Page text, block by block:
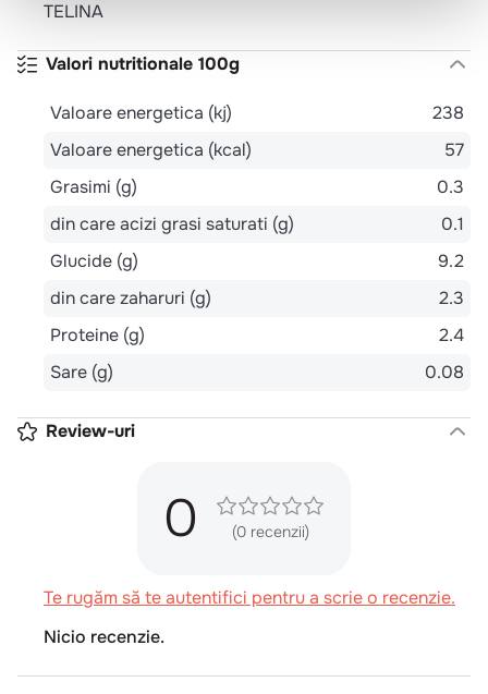
TELINA
Valori nutritionale 100g
Valoare energetica (kj)
238
Valoare energetica (kcal)
57
Grasimi (g)
0.3
din care acizi grasi saturati (g)
0.1
Glucide (g)
9.2
din care zaharuri (g)
2.3
Proteine (g)
2.4
Sare (g)
0.08
Review-uri
0 (0 recenzii)
Te rugăm să te autentifici pentru a scrie o recenzie.
Nicio recenzie.